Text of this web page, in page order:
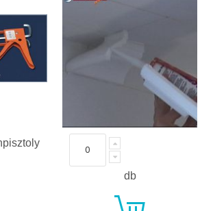
db